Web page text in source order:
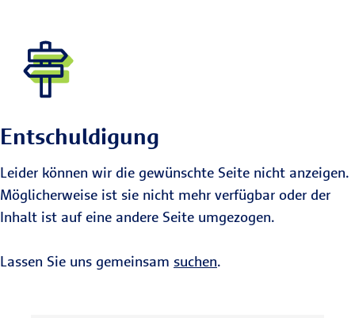
Entschuldigung
Leider können wir die gewünschte Seite nicht anzeigen.
Möglicherweise ist sie nicht mehr verfügbar oder der
Inhalt ist auf eine andere Seite umgezogen.
Lassen Sie uns gemeinsam suchen.